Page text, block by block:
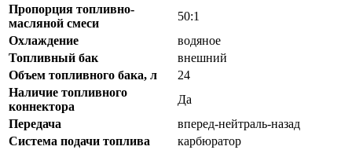
Пропорция топливно-
масляной смеси
50:1
Охлаждение
водяное
Топливный бак
внешний
Объем топливного бака, л
24
Наличие топливного
коннектора
Да
Передача
вперед-нейтраль-назад
Система подачи топлива
карбюратор